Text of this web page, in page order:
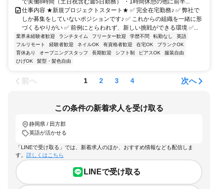
で実働8時間（土日祝含む週5日勤務） ・1時間休憩の他に前半...
仕事内容 ★新規プロジェクトスタート★ ✅ 完全在宅勤務♪ ✅ 弊社で
しか募集をしていないポジションです♪ ✅ これからの組織を一緒に形
づくるやりがい ✅ 前例にとらわれず、新しい挑戦ができる環境 ✅...
業界未経験者歓迎 ランチタイム フリーター歓迎 学歴不問 転勤なし
英語
フルリモート
経験者歓迎 ネイルOK 有資格者歓迎 在宅OK
ブランクOK
育休あり
オープニングスタッフ 長期歓迎 シフト制 ピアスOK
服装自由
ひげOK
髪型・髪色自由
前へ 1 2 3 4 次へ
この条件の新着求人を受け取る
静岡県 / 田方郡
英語が活かせる
「LINEで受け取る」では、新着求人のほか、おすすめ情報なども配信しま
す。 詳しくはこちら
LINEで受け取る